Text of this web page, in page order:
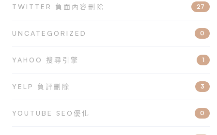
TWITTER 負面內容刪除 27
UNCATEGORIZED 0
YAHOO 搜尋引擎 1
YELP 負評刪除 3
YOUTUBE SEO優化 0